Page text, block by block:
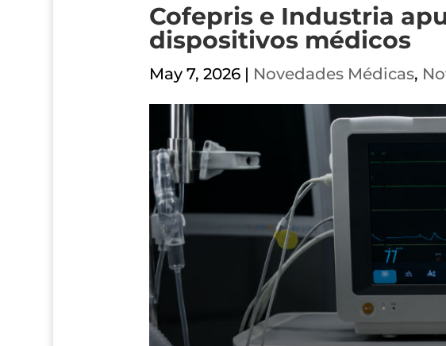
Cofepris e Industria
dispositivos médicos
May 7, 2026 | Novedades Médicas,